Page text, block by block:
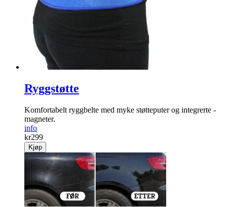
Ryggstøtte
Komfortabelt ryggbelte med myke støtte­puter og integrerte ­
magneter.
info
kr299
Kjøp